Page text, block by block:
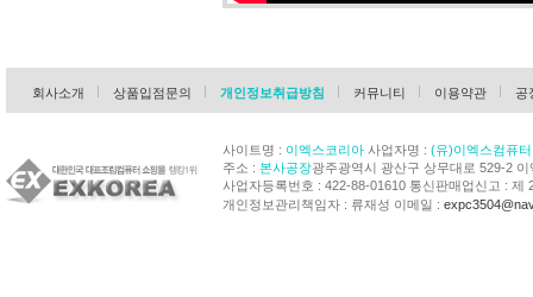
회사소개 상품입점문의 개인정보취급방침 커뮤니티 이용약관 공
사이트명 : 이엑스코리아사업자명 : (유)이엑스컴퓨터
주소 : 본사공장광주광역시 광산구 상무대로 529-2 이
사업자등록번호 : 422-88-01610 통신판매업신고 : 제
개인정보관리책임자 : 류재성 이메일 :